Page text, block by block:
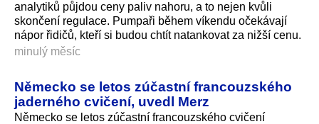
analytiků půjdou ceny paliv nahoru, a to nejen kvůli
skončení regulace. Pumpaři během víkendu očekávají
nápor řidičů, kteří si budou chtít natankovat za nižší cenu.
minulý měsíc
Německo se letos zúčastní francouzského
jaderného cvičení, uvedl Merz
Německo se letos zúčastní francouzského cvičení